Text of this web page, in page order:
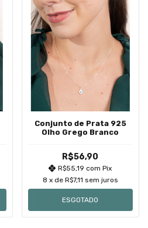
Conjunto de Prata 925
Olho Grego Branco
R$56,90
R$55,19com Pix
8 x de R$7,11 sem juros
ESGOTADO